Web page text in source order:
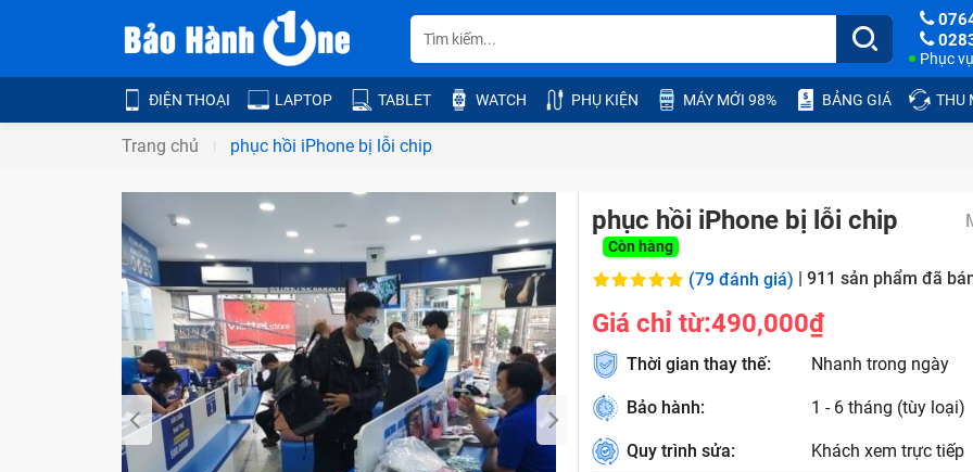
Phục
ĐIỆN THOẠI LAPTOP TABLET WATCH PHỤ KIỆN MÁY MỚI 98% BẢNG GIÁ THU
Trang chủ phục hồi iPhone bị lỗi chip
phục hồi iPhone bị lỗi chip
Còn hàng
(79 đánh giá) | 911 sản phẩm đã
Giá chỉ từ:490,000₫
Thời gian thay thế: Nhanh trong ngày
Bảo hành: 1 - 6 tháng (tùy loại)
Quy trình sửa: Khách xem trực tiếp